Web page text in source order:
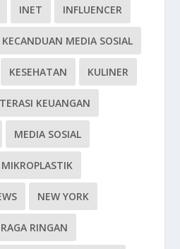
INET INFLUENCER
KECANDUAN MEDIA SOSIAL
KESEHATAN KULINER
KEUANGAN
MEDIA SOSIAL
MIKROPLASTIK
NEW YORK
RINGAN